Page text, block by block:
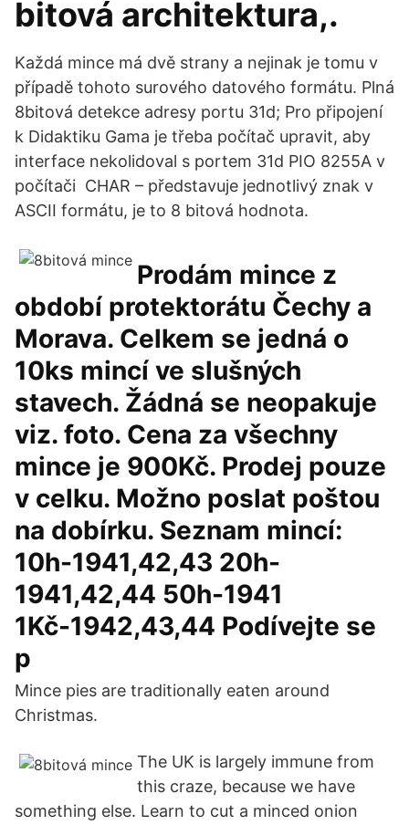
bitová architektura,.
Každá mince má dvě strany a nejinak je tomu v
případě tohoto surového datového formátu. Plná
8bitová detekce adresy portu 31d; Pro připojení
k Didaktiku Gama je třeba počítač upravit, aby
interface nekolidoval s portem 31d PIO 8255A v
počítači CHAR – představuje jednotlivý znak v
ASCII formátu, je to 8 bitová hodnota.
Prodám mince z
období protektorátu Čechy a
Morava. Celkem se jedná o
10ks mincí ve slušných
stavech. Žádná se neopakuje
viz. foto. Cena za všechny
mince je 900Kč. Prodej pouze
v celku. Možno poslat poštou
na dobírku. Seznam mincí:
10h-1941,42,43 20h-
1941,42,44 50h-1941
1Kč-1942,43,44 Podívejte se
p
Mince pies are traditionally eaten around
Christmas.
The UK is largely immune from
this craze, because we have
something else. Learn to cut a minced onion